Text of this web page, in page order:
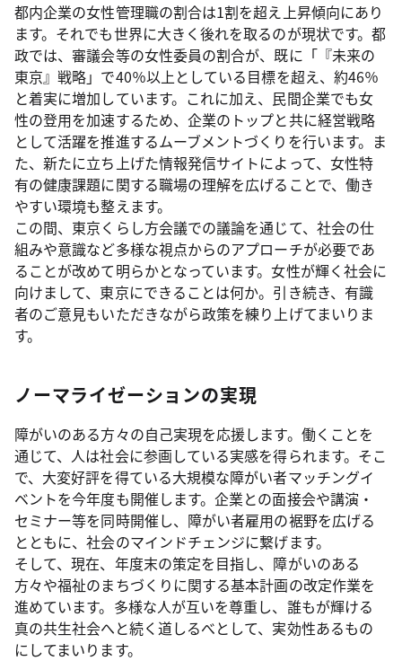
都内企業の女性管理職の割合は1割を超え上昇傾向にあり
ます。それでも世界に大きく後れを取るのが現状です。都
政では、審議会等の女性委員の割合が、既に「『未来の
東京』戦略」で40％以上としている目標を超え、約46％
と着実に増加しています。これに加え、民間企業でも女
性の登用を加速するため、企業のトップと共に経営戦略
として活躍を推進するムーブメントづくりを行います。ま
た、新たに立ち上げた情報発信サイトによって、女性特
有の健康課題に関する職場の理解を広げることで、働き
やすい環境も整えます。
この間、東京くらし方会議での議論を通じて、社会の仕
組みや意識など多様な視点からのアプローチが必要であ
ることが改めて明らかとなっています。女性が輝く社会に
向けまして、東京にできることは何か。引き続き、有識
者のご意見もいただきながら政策を練り上げてまいりま
す。
ノーマライゼーションの実現
障がいのある方々の自己実現を応援します。働くことを
通じて、人は社会に参画している実感を得られます。そこ
で、大変好評を得ている大規模な障がい者マッチングイ
ベントを今年度も開催します。企業との面接会や講演・
セミナー等を同時開催し、障がい者雇用の裾野を広げる
とともに、社会のマインドチェンジに繋げます。
そして、現在、年度末の策定を目指し、障がいのある
方々や福祉のまちづくりに関する基本計画の改定作業を
進めています。多様な人が互いを尊重し、誰もが輝ける
真の共生社会へと続く道しるべとして、実効性あるもの
にしてまいります。